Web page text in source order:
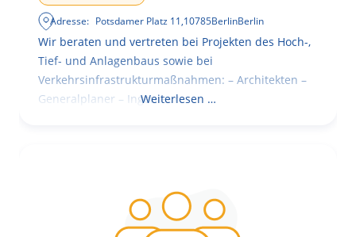
Adresse: Potsdamer Platz 11,10785BerlinBerlin
Wir beraten und vertreten bei Projekten des Hoch-,
Tief- und Anlagenbaus sowie bei
Verkehrsinfrastrukturmaßnahmen: – Architekten –
Generalplaner – Ingenieure
Weiterlesen …